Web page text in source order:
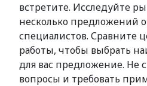
встретите. Исследуйте
несколько предложений
специалистов. Сравните
работы, чтобы выбрать
для вас предложение. Не
вопросы и требовать